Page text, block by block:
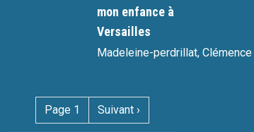
mon enfance à
Versailles
Madeleine-perdrillat, Clémence
Page 1
Page
suivante
Suivant ›